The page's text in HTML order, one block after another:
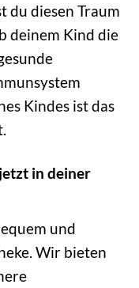
diesen Traum
deinem Kind die
Kindes ist das
in deiner
und
Wir bieten